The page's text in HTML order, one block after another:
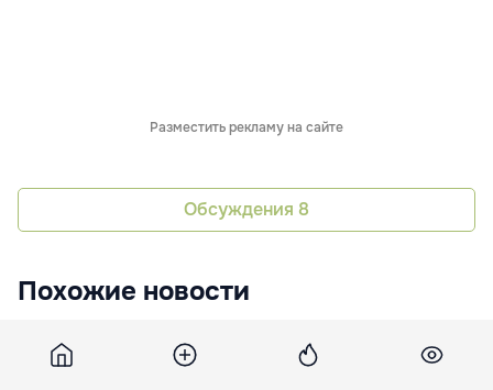
Разместить рекламу на сайте
Обсуждения 8
Похожие новости